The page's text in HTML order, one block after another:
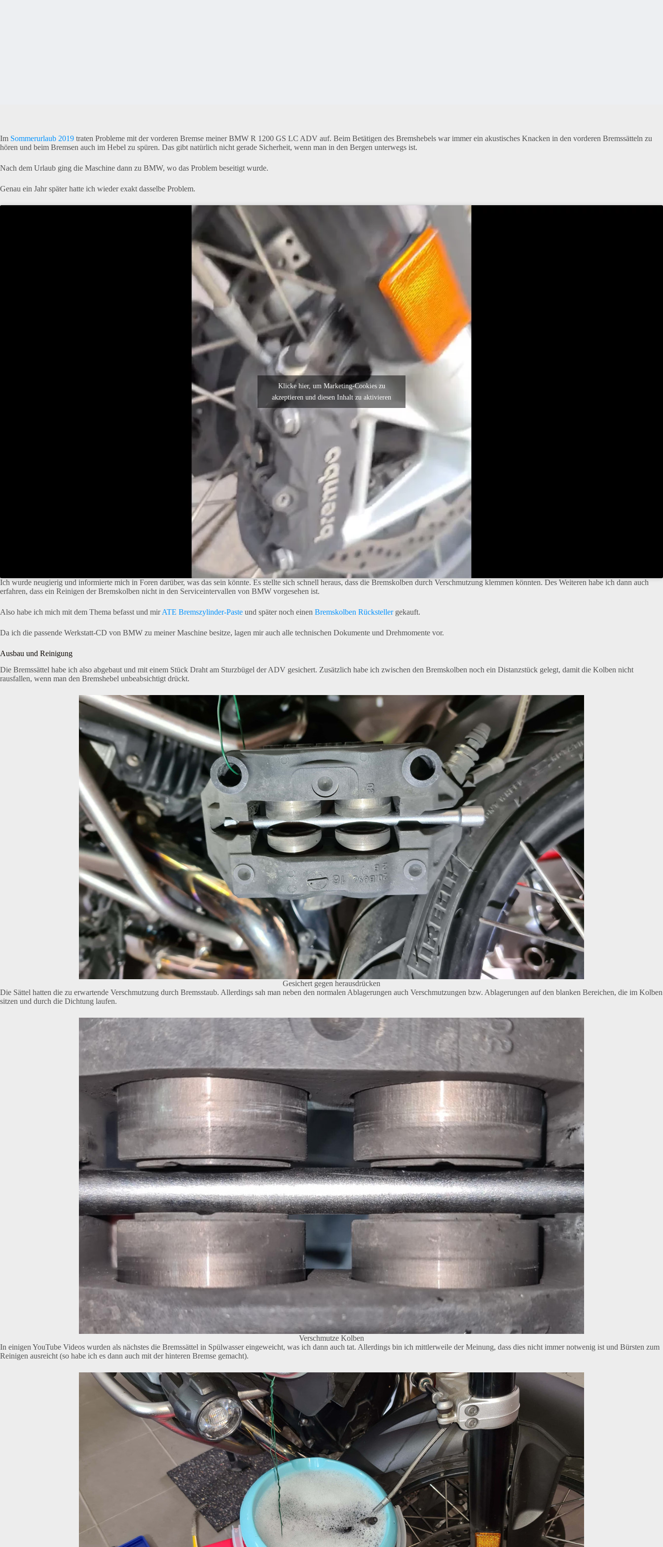
Im Sommerurlaub 2019 traten Probleme mit der vorderen Bremse meiner BMW R 1200 GS LC ADV auf. Beim Betätigen des Bremshebels war immer ein akustisches Knacken in den vorderen Bremssätteln zu
hören und beim Bremsen auch im Hebel zu spüren. Das gibt natürlich nicht gerade Sicherheit, wenn man in den Bergen unterwegs ist.
Nach dem Urlaub ging die Maschine dann zu BMW, wo das Problem beseitigt wurde.
Genau ein Jahr später hatte ich wieder exakt dasselbe Problem.
Klicke hier, um Marketing-Cookies zu
akzeptieren und diesen Inhalt zu aktivieren
Ich wurde neugierig und informierte mich in Foren darüber, was das sein könnte. Es stellte sich schnell heraus, dass die Bremskolben durch Verschmutzung klemmen könnten. Des Weiteren habe ich dann auch
erfahren, dass ein Reinigen der Bremskolben nicht in den Serviceintervallen von BMW vorgesehen ist.
Also habe ich mich mit dem Thema befasst und mirATE Bremszylinder-Paste und später noch einen Bremskolben Rückstellergekauft.
Da ich die passende Werkstatt-CD von BMW zu meiner Maschine besitze, lagen mir auch alle technischen Dokumente und Drehmomente vor.
Ausbau und Reinigung
Die Bremssättel habe ich also abgebaut und mit einem Stück Draht am Sturzbügel der ADV gesichert. Zusätzlich habe ich zwischen den Bremskolben noch ein Distanzstück gelegt, damit die Kolben nicht
rausfallen, wenn man den Bremshebel unbeabsichtigt drückt.
Gesichert gegen herausdrücken
Die Sättel hatten die zu erwartende Verschmutzung durch Bremsstaub. Allerdings sah man neben den normalen Ablagerungen auch Verschmutzungen bzw. Ablagerungen auf den blanken Bereichen, die im Kolben
sitzen und durch die Dichtung laufen.
Verschmutze Kolben
In einigen YouTube Videos wurden als nächstes die Bremssättel in Spülwasser eingeweicht, was ich dann auch tat. Allerdings bin ich mittlerweile der Meinung, dass dies nicht immer notwenig ist und Bürsten zum
Reinigen ausreicht (so habe ich es dann auch mit der hinteren Bremse gemacht).